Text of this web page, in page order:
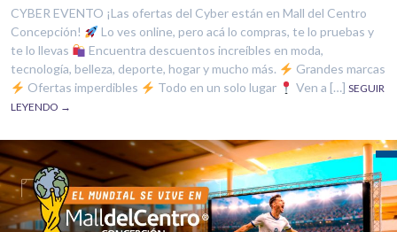
CYBER EVENTO ¡Las ofertas del Cyber están en Mall del Centro
Concepción!
Lo ves online, pero acá lo compras, te lo pruebas y
te lo llevas
Encuentra descuentos increíbles en moda,
tecnología, belleza, deporte, hogar y mucho más.
Grandes marcas
Ofertas imperdibles
Todo en un solo lugar Ven a […] SEGUIR
LEYENDO →